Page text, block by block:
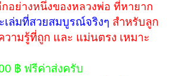
อย่างหนึ่งของหลวงพ่อ ที่หายาก
เล่มที่สวยสมบูรณ์จริงๆ สำหรับลูก
ามรู้ที่ถูก และ แม่นตรง เหมาะ
฿ ฟรีค่าส่งครับ